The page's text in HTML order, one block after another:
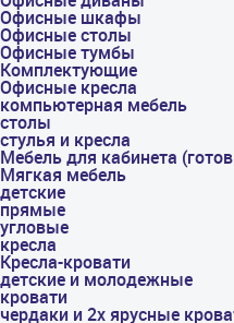
Офисные шкафы
Офисные столы
Офисные тумбы
Комплектующие
Офисные кресла
компьютерная мебель
столы
стулья и кресла
Мебель для кабинета
Мягкая мебель
детские
прямые
угловые
кресла
Кресла-кровати
детские и молодежные
кровати
чердаки и 2х ярусные